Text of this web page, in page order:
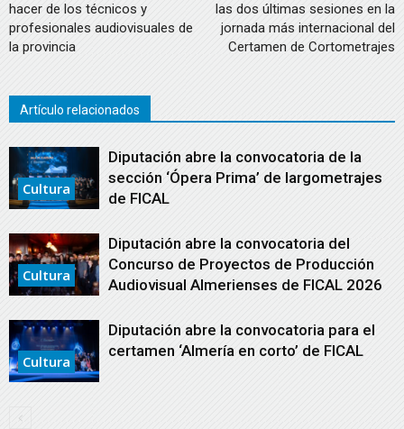
hacer de los técnicos y
profesionales audiovisuales de
la provincia
las dos últimas sesiones en la
jornada más internacional del
Certamen de Cortometrajes
Artículo relacionados
Cultura
Diputación abre la convocatoria de la
sección ‘Ópera Prima’ de largometrajes
de FICAL
Cultura
Diputación abre la convocatoria del
Concurso de Proyectos de Producción
Audiovisual Almerienses de FICAL 2026
Cultura
Diputación abre la convocatoria para el
certamen ‘Almería en corto’ de FICAL